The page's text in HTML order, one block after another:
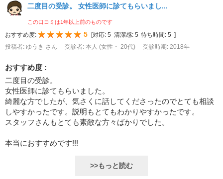
二度目の受診。 女性医師に診てもらいまし...
この口コミは1年以上前のものです
おすすめ度: 5 対応: 5 清潔感: 5 待ち時間: 5
投稿者: ゆうき さん
受診者: 本人 (女性・ 20代) 受診時期: 2018年
おすすめ度 :
二度目の受診。
女性医師に診てもらいました。
綺麗な方でしたが、気さくに話してくださったのでとても相談
しやすかったです。説明もとてもわかりやすかったです。
スタッフさんもとても素敵な方々ばかりでした。
本当におすすめです!!!
>>もっと読む